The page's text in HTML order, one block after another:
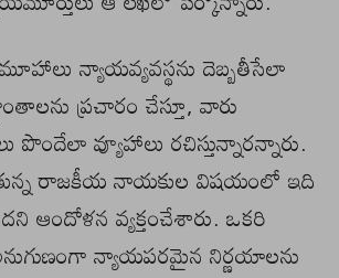
న్యాయవ్యవస్థను దెబ్బతీసేలా
ప్రచారం చేస్తూ, వారు
పొందేలా వ్యూహాలు రచిస్తున్నారన్నారు.
రాజకీయ నాయకుల విషయంలో ఇది
ఆందోళన వ్యక్తంచేశారు. ఒకరి
న్యాయపరమైన నిర్ణయాలను